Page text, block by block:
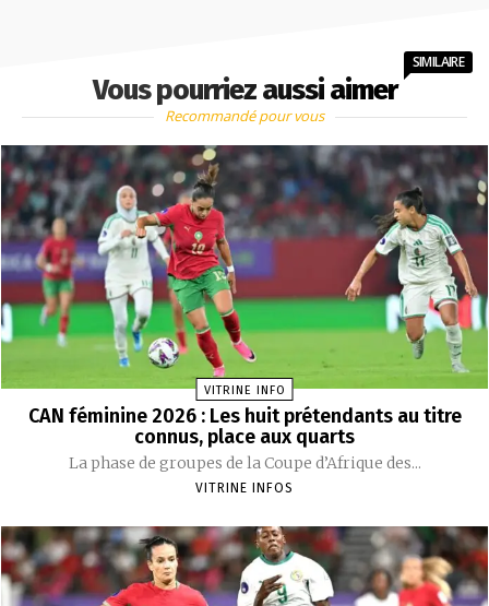
Vous pourriez aussi aimer
SIMILAIRE
Recommandé pour vous
VITRINE INFO
CAN féminine 2026 : Les huit prétendants au titre
connus, place aux quarts
La phase de groupes de la Coupe d’Afrique des...
VITRINE INFOS